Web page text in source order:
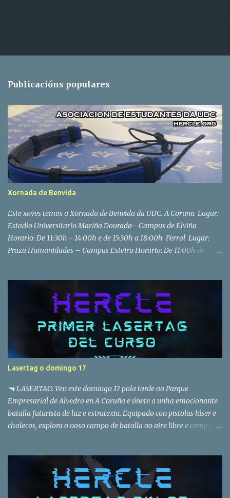
Publicacións populares
Xornada de Benvida
Este xoves temos a Xornada de Benvida da UDC. A Coruña Lugar:
Estadio Universitario Mariña Dourada– Campus de Elviña
Horario: De 11:30h - 14:00h e de 15:30h a 18:00h Ferrol Lugar:
Praza Humanidades – Campus Esteiro Horario: De 11:00h ás
Lasertag o domingo 17
🔫 LASERTAG: Ven este domingo 17 pola tarde ao Parque
Empresarial de Alvedro en A Coruña e únete a unha emocionante
batalla futurista de luz e estratexia. Equipado con pistolas láser e
chalecos, explora o noso campo de batalla ao aire libre e compite
(horario exacto a confirmar) 📍 Lugar: Parque empresarial de
Alvedro, Calle E, nº 12, 15180, A Coruña 📝 Para inscribirte, enche o
noso formulario de participación: